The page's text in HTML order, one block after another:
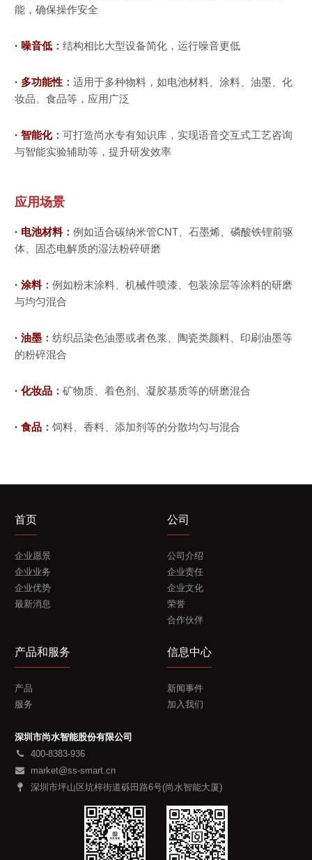
能，确保操作安全
· 噪音低 ： 结构相比大型设备简化，运行噪音更低
· 多功能性 ： 适用于多种物料，如电池材料、涂料、油墨、化
妆品、食品等，应用广泛
· 智能化： 可打造尚水专有知识库，实现语音交互式工艺咨询
与智能实验辅助等，提升研发效率
应用场景
· 电池材料： 例如适合碳纳米管CNT、石墨烯、磷酸铁锂前驱
体、固态电解质的湿法粉碎研磨
· 涂料： 例如粉末涂料、机械件喷漆、包装涂层等涂料的研磨
与均匀混合
· 油墨 ： 纺织品染色油墨或者色浆、陶瓷类颜料、印刷油墨等
的粉碎混合
· 化妆品 ： 矿物质、着色剂、凝胶基质等的研磨混合
· 食品 ： 饲料、香料、添加剂等的分散均匀与混合
首页
企业愿景
企业业务
企业优势
最新消息
公司
公司介绍
企业责任
企业文化
荣誉
合作伙伴
产品和服务
产品
服务
信息中心
新闻事件
加入我们
深圳市尚水智能股份有限公司
400-8383-936
market@ss-smart.cn
深圳市坪山区坑梓街道砾田路6号(尚水智能大厦)